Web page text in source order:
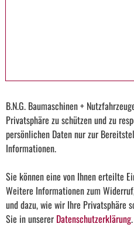
B.N.G. Baumaschinen +
Privatsphäre zu schützen und zu
persönlichen Daten nur zur
Informationen.
Sie können eine von Ihnen erteilte
Weitere Informationen zum
und dazu, wie wir Ihre Privatsphäre
Sie in unserer Datenschutzerklärung.